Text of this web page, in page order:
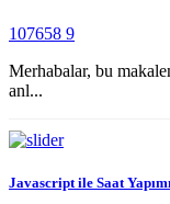
107658 9
Merhabalar, bu
anl...
Javascript ile Saat Yapımı